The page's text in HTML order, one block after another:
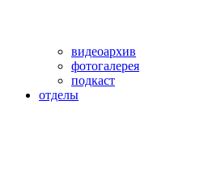
видеоархив
фотогалерея
подкаст
отделы